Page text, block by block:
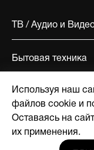
ТВ / Аудио и
Бытовая техника
Поддержка
Используя наш
файлов cookie и
Оставаясь на
их применения.